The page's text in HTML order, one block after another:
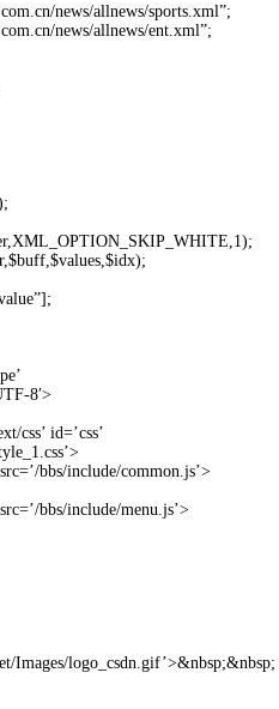
news/allnews/sports.xml”;
news/allnews/ent.xml”;
8′>
css’ id=’css’
bbs/include/common.js’>
bbs/include/menu.js’>
Images/logo_csdn.gif’>&nbsp;&nbsp;